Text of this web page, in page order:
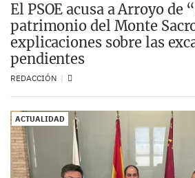
El PSOE acusa a Arroyo de
patrimonio del Monte
explicaciones sobre las
pendientes
REDACCIÓN
ACTUALIDAD